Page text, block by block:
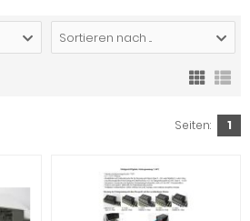
Sortieren nach ...
Seiten: 1